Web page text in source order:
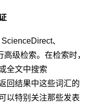
、
级检索。在检索时，
全文中搜索
回结果中这些词汇的
以特别关注那些发表